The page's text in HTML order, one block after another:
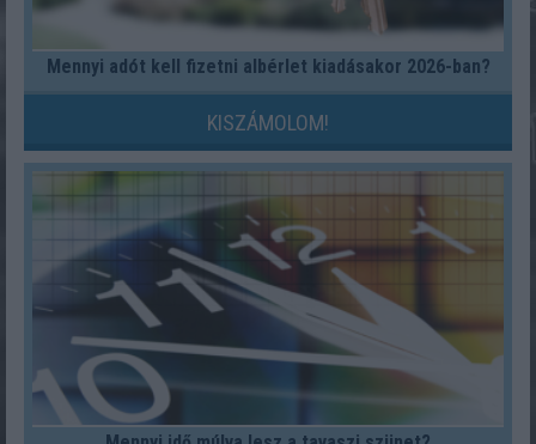
Mennyi adót kell fizetni albérlet kiadásakor 2026-ban?
KISZÁMOLOM!